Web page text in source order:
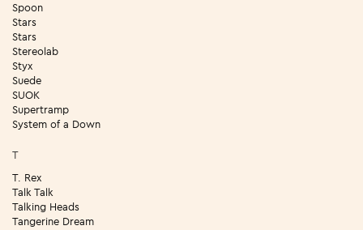
Spoon
Stars
Stars
Stereolab
Styx
Suede
SUOK
Supertramp
System of a Down
T
T. Rex
Talk Talk
Talking Heads
Tangerine Dream